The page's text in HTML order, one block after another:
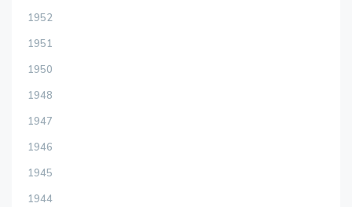
1952
1951
1950
1948
1947
1946
1945
1944